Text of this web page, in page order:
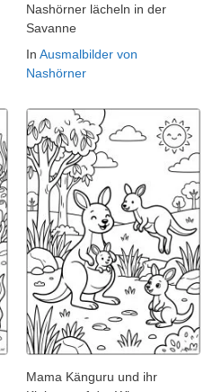
Nashörner lächeln in der
Savanne
In Ausmalbilder von
Nashörner
Mama Känguru und ihr